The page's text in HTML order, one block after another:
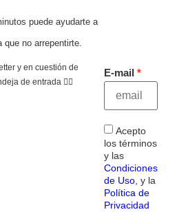
puede ayudarte a
que no arrepentirte.
y en cuestión de
de entrada 👇🏻
E-mail
Acepto
los términos
y las
Condiciones
de Uso, y la
Política de
Privacidad